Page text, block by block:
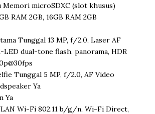
microSDXC (slot khusus)
RAM 2GB, 16GB RAM 2GB
Tunggal 13 MP, f/2.0, Laser AF
dual-tone flash, panorama, HDR
Tunggal 5 MP, f/2.0, AF Video
Ya
Ya
Wi-Fi 802.11 b/g/n, Wi-Fi Direct,